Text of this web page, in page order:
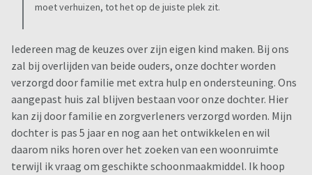
moet verhuizen, tot het op de juiste plek zit.
Iedereen mag de keuzes over zijn eigen kind maken. Bij ons
zal bij overlijden van beide ouders, onze dochter worden
verzorgd door familie met extra hulp en ondersteuning. Ons
aangepast huis zal blijven bestaan voor onze dochter. Hier
kan zij door familie en zorgverleners verzorgd worden. Mijn
dochter is pas 5 jaar en nog aan het ontwikkelen en wil
daarom niks horen over het zoeken van een woonruimte
terwijl ik vraag om geschikte schoonmaakmiddel. Ik hoop